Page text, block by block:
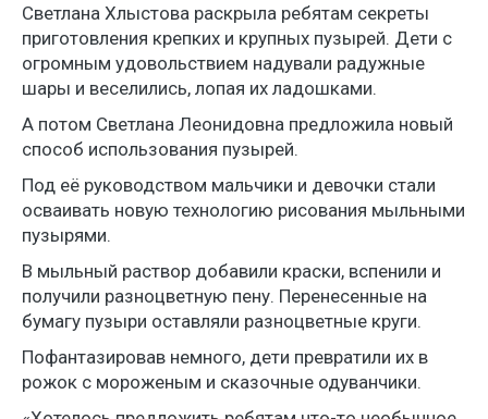
Светлана Хлыстова раскрыла ребятам секреты
приготовления крепких и крупных пузырей. Дети с
огромным удовольствием надували радужные
шары и веселились, лопая их ладошками.
А потом Светлана Леонидовна предложила новый
способ использования пузырей.
Под её руководством мальчики и девочки стали
осваивать новую технологию рисования мыльными
пузырями.
В мыльный раствор добавили краски, вспенили и
получили разноцветную пену. Перенесенные на
бумагу пузыри оставляли разноцветные круги.
Пофантазировав немного, дети превратили их в
рожок с мороженым и сказочные одуванчики.